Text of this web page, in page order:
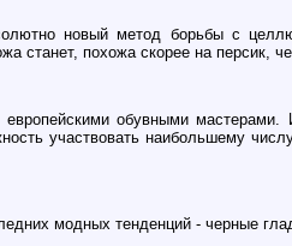
новый метод борьбы с
станет, похожа скорее на персик,
обувными
участвовать наибольшему
модных тенденций - черные